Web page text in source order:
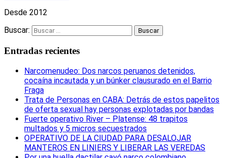
Desde 2012
Buscar:
Entradas recientes
Narcomenudeo: Dos narcos peruanos detenidos,
cocaína incautada y un búnker clausurado en el Barrio
Fraga
Trata de Personas en CABA: Detrás de estos papelitos
de oferta sexual hay personas explotadas por bandas
Fuerte operativo River – Platense: 48 trapitos
multados y 5 micros secuestrados
OPERATIVO DE LA CIUDAD PARA DESALOJAR
MANTEROS EN LINIERS Y LIBERAR LAS VEREDAS